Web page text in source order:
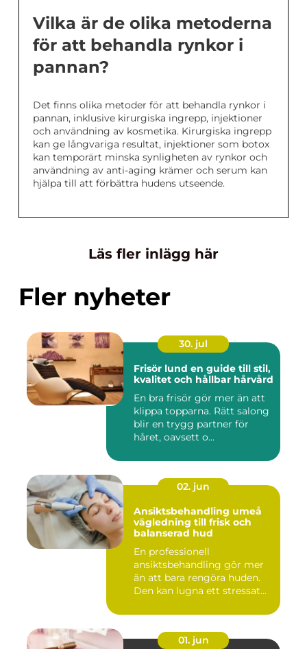
Vilka är de olika metoderna
för att behandla rynkor i
pannan?
Det finns olika metoder för att behandla rynkor i
pannan, inklusive kirurgiska ingrepp, injektioner
och användning av kosmetika. Kirurgiska ingrepp
kan ge långvariga resultat, injektioner som botox
kan temporärt minska synligheten av rynkor och
användning av anti-aging krämer och serum kan
hjälpa till att förbättra hudens utseende.
Läs fler inlägg här
Fler nyheter
30. jul
Frisör lund en guide till stil,
kvalitet och hållbar hårvård
En bra frisör gör mer än att
klippa topparna. Rätt salong
blir en trygg partner för
håret, oavsett o...
02. jun
Ansiktsbehandling umeå
vägledning till frisk och
balanserad hud
En professionell
ansiktsbehandling gör mer
än att bara rengöra huden.
Den kan lugna ett stressat
01. jun